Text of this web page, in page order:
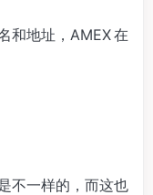
和地址，AMEX 在
不一样的，而这也